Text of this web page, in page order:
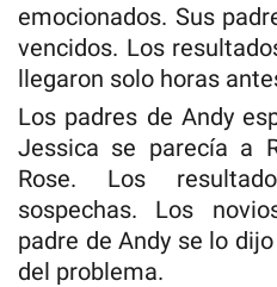
emocionados. Sus
vencidos. Los
llegaron solo horas
Los padres de Andy
Jessica se parecía a
Rose. Los
sospechas. Los
padre de Andy se lo
del problema.